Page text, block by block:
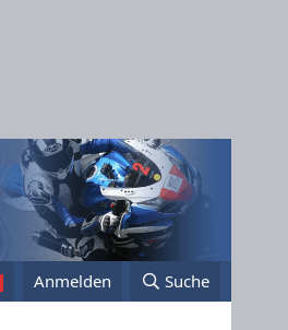
Anmelden Suche